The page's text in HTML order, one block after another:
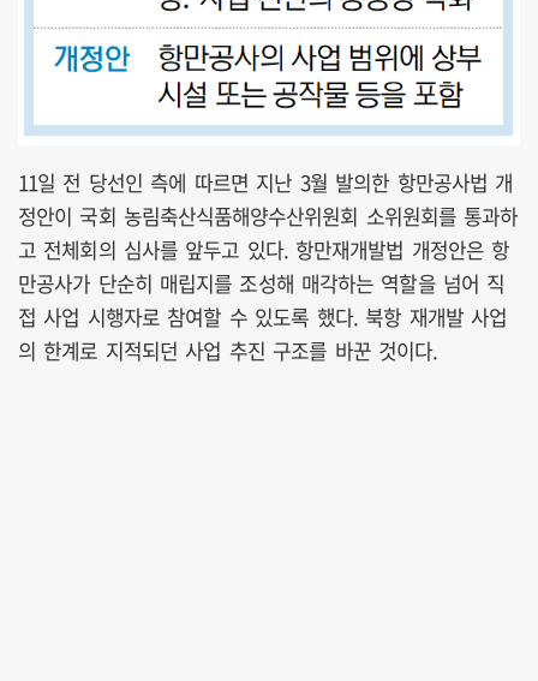
11일 전 당선인 측에 따르면 지난 3월 발의한 항만공사법 개
정안이 국회 농림축산식품해양수산위원회 소위원회를 통과하
고 전체회의 심사를 앞두고 있다. 항만재개발법 개정안은 항
만공사가 단순히 매립지를 조성해 매각하는 역할을 넘어 직
접 사업 시행자로 참여할 수 있도록 했다. 북항 재개발 사업
의 한계로 지적되던 사업 추진 구조를 바꾼 것이다.